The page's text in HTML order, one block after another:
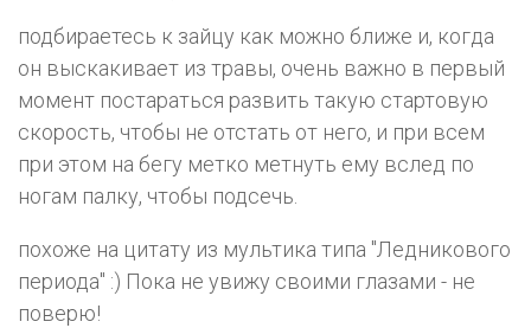
подбираетесь к зайцу как можно ближе и, когда
он выскакивает из травы, очень важно в первый
момент постараться развить такую стартовую
скорость, чтобы не отстать от него, и при всем
при этом на бегу метко метнуть ему вслед по
ногам палку, чтобы подсечь.
похоже на цитату из мультика типа "Ледникового
периода" :) Пока не увижу своими глазами - не
поверю!